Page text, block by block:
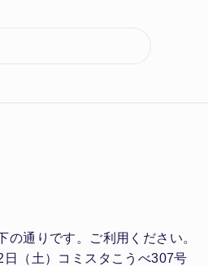
下の通りです。ご利用ください
（土）コミスタこうべ307号